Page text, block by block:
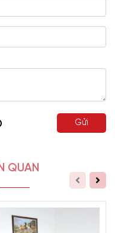
phẩm chắc chắn, có khả
bật của chiếcgiườngMDF
Phù hợp với các bạn trẻ
có thiết
truyền thống với dạng khối
to để tạo chỗ tựa lưng
mỗi khi nhìn vào. Vai và
kế giường thấp thuận tiện
gia đình có trẻ nhỏ.
cảm giác gần gũi với thiên
chúng tôi đã tận dụng tạo ra
Gửi
QUAN